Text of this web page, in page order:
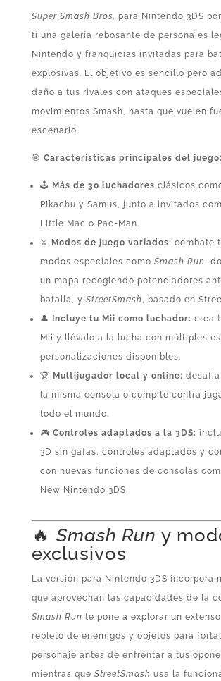
Super Smash Bros. para Nintendo 3DS
ti una galería rebosante de personajes
Nintendo y franquicias invitadas para
explosivas. El objetivo es sencillo pero
daño a tus rivales con ataques
movimientos Smash, hasta que vuelen
escenario.
🎯 Características principales del juego:
🕹️ Más de 30 luchadores clásicos
Pikachu y Samus, junto a invitados
Little Mac o Pac‑Man.
⚔️ Modos de juego variados: combate
modos especiales como Smash Run ,
un mapa recogiendo potenciadores
batalla, y StreetSmash
, basado en
👤 Incluye tu Mii como luchador: crea
Mii y llévalo a la lucha con múltiples
personalizaciones disponibles.
🏆 Multijugador local y online:
la misma consola o compite contra
todo el mundo.
🎮 Controles adaptados a la 3DS:
3D sin gafas, controles adaptados y
con nuevas funciones de consolas
New Nintendo 3DS.
🔥 Smash Run y
exclusivos
La versión para Nintendo 3DS incorpora
que aprovechan las capacidades de la
Smash Run te pone a explorar un
repleto de enemigos y objetos para
personaje antes de enfrentar a tus
mientras que StreetSmash usa la